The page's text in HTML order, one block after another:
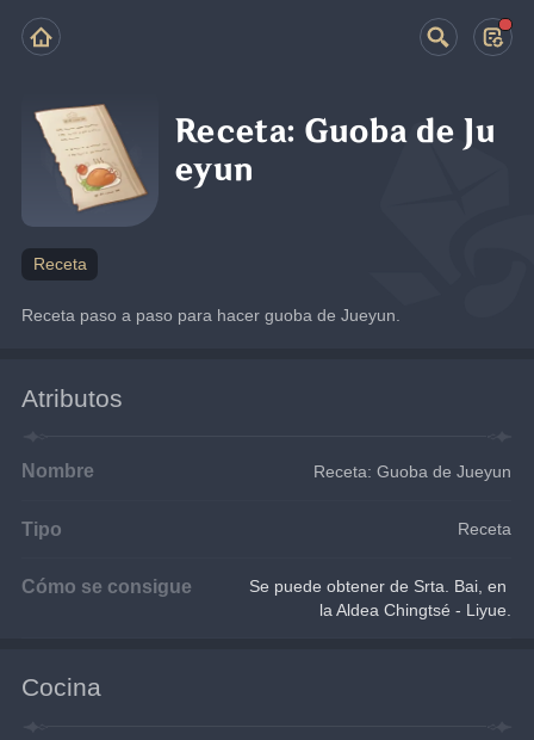
Receta: Guoba de Ju
eyun
Receta
Receta paso a paso para hacer guoba de Jueyun.
Atributos
Nombre Receta: Guoba de Jueyun
Tipo Receta
Cómo se consigue
Se puede obtener de Srta. Bai, en
la Aldea Chingtsé - Liyue.
Cocina